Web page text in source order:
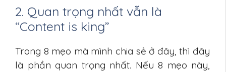
2. Quan trọng nhất vẫn là
“Content is king”
Trong 8 mẹo mà mình chia sẻ ở đây, thì đây
là phần quan trọng nhất. Nếu 8 mẹo này,